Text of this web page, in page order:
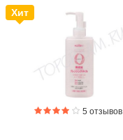
5 отзывов
Хит